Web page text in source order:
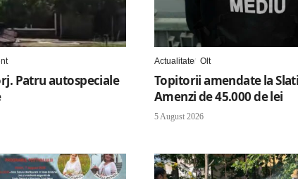
Patru autospeciale
Actualitate Olt
Topitorii amendate la
Amenzi de 45.000 de lei
5 August 2026